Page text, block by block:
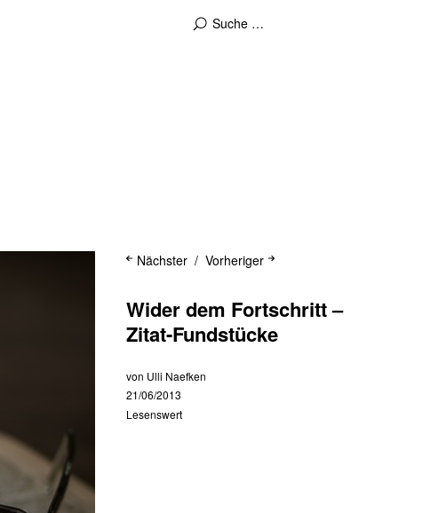
Vorheriger
Nächster
Wider dem Fortschritt –
Zitat-Fundstücke
von Ulli Naefken
21/06/2013
Lesenswert